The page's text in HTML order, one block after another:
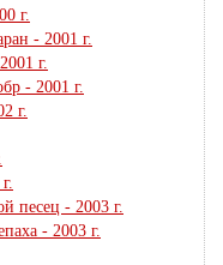
г.
- 2001 г.
г.
- 2001 г.
г.
песец - 2003 г.
- 2003 г.